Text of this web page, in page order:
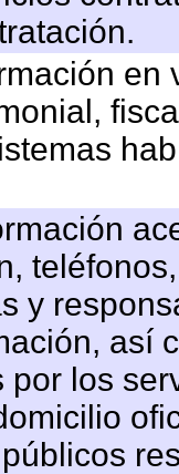
y
así
por los